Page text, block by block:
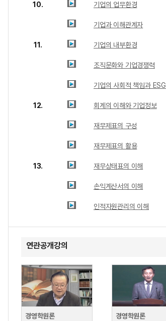
10. 기업의 업무환경
기업과 이해관계자
11. 기업의 내부환경
조직문화와 기업경쟁력
기업의 사회적 책임과 ESG
12. 회계의 이해와 기업정보
재무제표의 구성
재무제표의 활용
13. 재무상태표의 이해
손익계산서의 이해
인적자원관리의 이해
연관공개강의
경영학원론
경영학원론